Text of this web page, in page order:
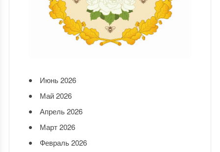
Июнь 2026
Май 2026
Апрель 2026
Март 2026
Февраль 2026